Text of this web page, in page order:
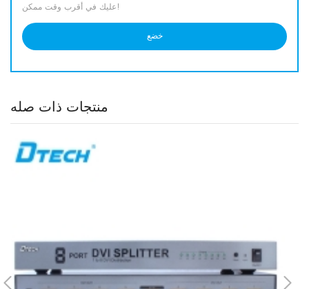
عليك في أقرب وقت ممكن!
منتجات ذات صله